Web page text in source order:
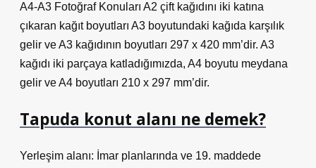
A4-A3 Fotoğraf Konuları A2 çift kağıdını iki katına
çıkaran kağıt boyutları A3 boyutundaki kağıda karşılık
gelir ve A3 kağıdının boyutları 297 x 420 mm’dir. A3
kağıdı iki parçaya katladığımızda, A4 boyutu meydana
gelir ve A4 boyutları 210 x 297 mm’dir.
Tapuda konut alanı ne demek?
Yerleşim alanı: İmar planlarında ve 19. maddede